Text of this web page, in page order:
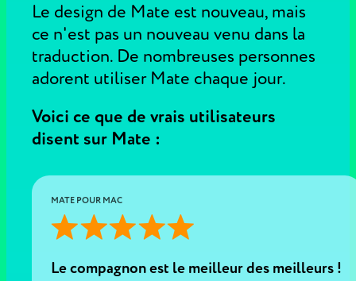
Le design de Mate est nouveau, mais
ce n'est pas un nouveau venu dans la
traduction. De nombreuses personnes
adorent utiliser Mate chaque jour.
Voici ce que de vrais utilisateurs
disent sur Mate :
MATE POUR MAC
Le compagnon est le meilleur des meilleurs !